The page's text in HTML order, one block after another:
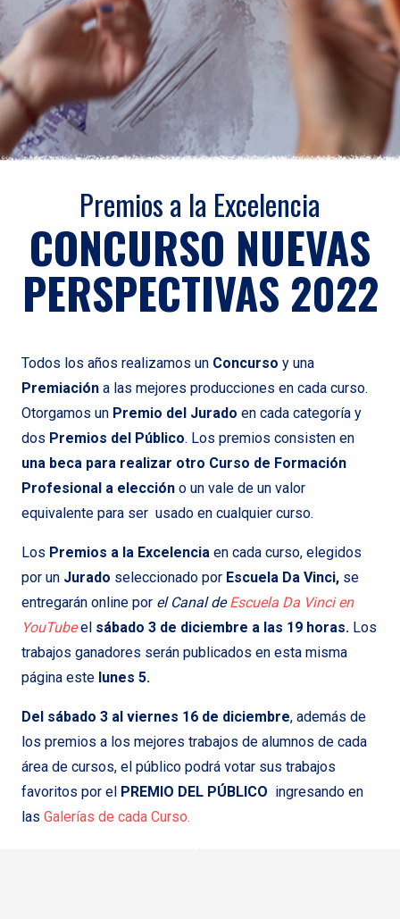
Premios a la Excelencia
CONCURSO NUEVAS
PERSPECTIVAS 2022
Todos los años realizamos un Concurso y una
Premiación a las mejores producciones en cada curso.
Otorgamos un Premio del Jurado en cada categoría y
dos Premios del Público. Los premios consisten en
una beca para realizar otro Curso de Formación
Profesional a elección o un vale de un valor
equivalente para ser usado en cualquier curso.
Los Premios a la Excelencia en cada curso, elegidos
por un Jurado seleccionado por Escuela Da Vinci, se
entregarán online por el Canal deEscuela Da Vinci en
YouTube el sábado 3 de diciembre a las 19 horas. Los
trabajos ganadores serán publicados en esta misma
página este lunes 5.
Del sábado 3 al viernes 16 de diciembre, además de
los premios a los mejores trabajos de alumnos de cada
área de cursos, el público podrá votar sus trabajos
favoritos por el PREMIO DEL PÚBLICO ingresando en
las Galerías de cada Curso.